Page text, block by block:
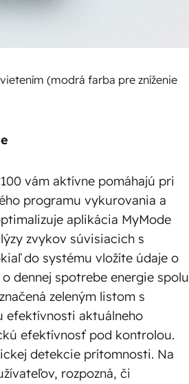
(modrá farba pre zníženie
vám aktívne pomáhajú pri
programu vykurovania a
aplikácia MyMode
zvykov súvisiacich s
do systému vložíte údaje o
dennej spotrebe energie spolu
zeleným listom s
efektívnosti aktuálneho
efektívnosť pod kontrolou.
detekcie prítomnosti. Na
rozpozná, či